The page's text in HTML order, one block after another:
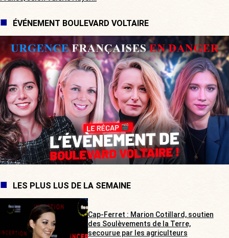
ÉVÉNEMENT BOULEVARD VOLTAIRE
LES PLUS LUS DE LA SEMAINE
Cap-Ferret : Marion Cotillard, soutien
des Soulèvements de la Terre,
secourue par les agriculteurs